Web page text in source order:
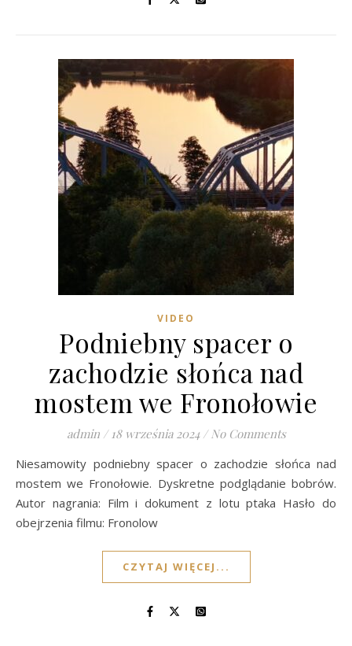
VIDEO
Podniebny spacer o
zachodzie słońca nad
mostem we Fronołowie
admin / 18 września 2024 / No Comments
Niesamowity podniebny spacer o zachodzie słońca nad
mostem we Fronołowie. Dyskretne podglądanie bobrów.
Autor nagrania: Film i dokument z lotu ptaka Hasło do
obejrzenia filmu: Fronolow
CZYTAJ WIĘCEJ...